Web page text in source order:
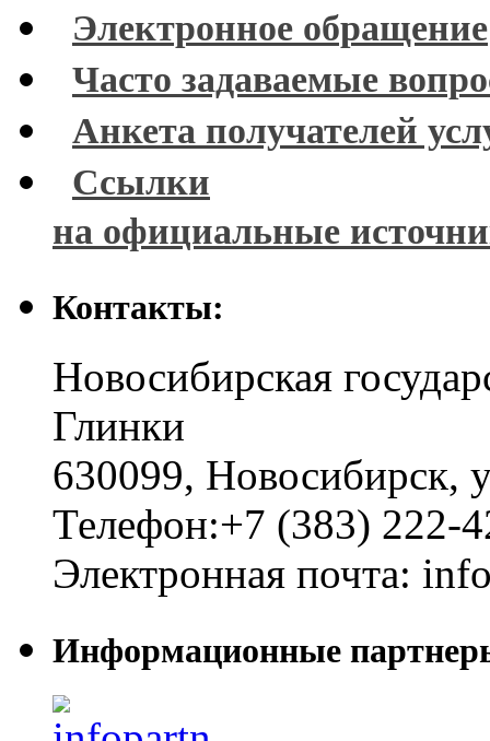
Электронное обращение
Часто задаваемые
Анкета получателей
Ссылки
на официальные
Контакты:
Новосибирская
Глинки
630099, Новосибирск,
Телефон:+7 (383) 222-
Электронная почта:
Информационные